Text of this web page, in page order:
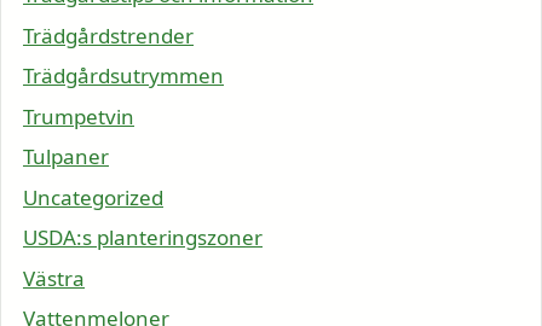
Trädgårdstrender
Trädgårdsutrymmen
Trumpetvin
Tulpaner
Uncategorized
USDA:s planteringszoner
Västra
Vattenmeloner